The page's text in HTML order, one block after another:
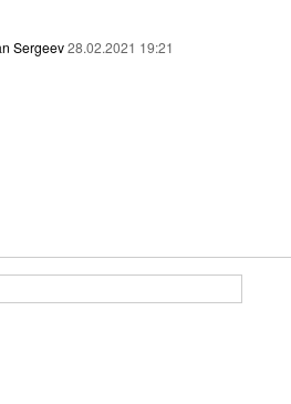
Sergeev28.02.2021 19:21